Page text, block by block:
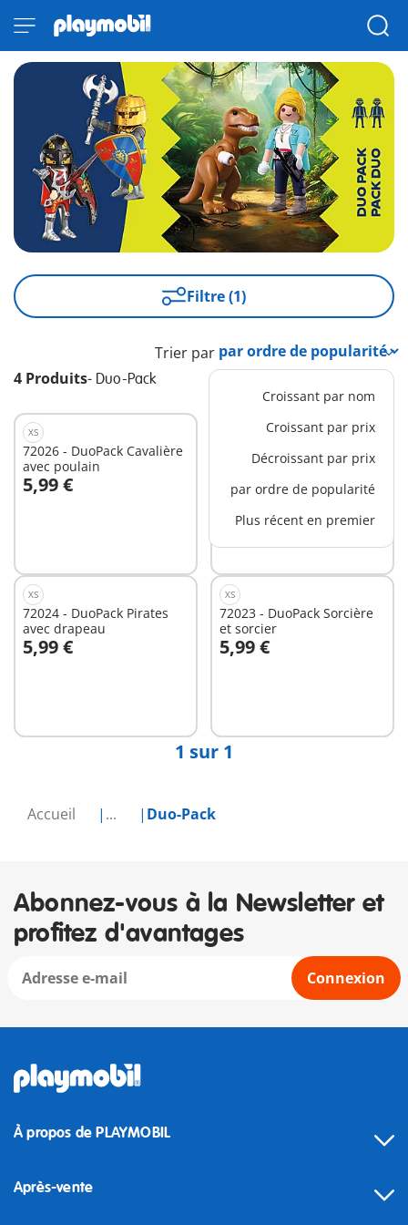
Accueil ... Duo-Pack
Filtre (1)
4 Produits- Duo-Pack
Trier par
Croissant par nom
Croissant par prix
Décroissant par prix
par ordre de popularité
Plus récent en premier
XS
72026 - DuoPack Cavalière
avec poulain
5,99 €
Au panier
72025 - DuoPack Soigneur
et rhinocéros
5,99 €
Au panier
XS
72024 - DuoPack Pirates
avec drapeau
5,99 €
Au panier
XS
72023 - DuoPack Sorcière
et sorcier
5,99 €
1 sur 1
Abonnez-vous à la Newsletter et
profitez d'avantages
Connexion
À propos de PLAYMOBIL
Après-vente